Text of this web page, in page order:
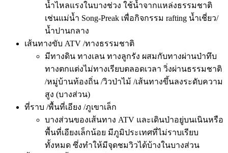
น้ำไหลแรงในบางช่วง ใช้น้ำจากแหล่งธรรมชาติ
เช่นแม่น้ำ Song-Preak เพื่อกิจกรรม rafting น้ำเชี่ยว/
น้ำปานกลาง
เส้นทางขับ ATV /ทางธรรมชาติ
มีทางดิน ทางเลน ทางลูกรัง ผสมกับทางผ่านป่าทึบ
ทางตกแต่งไม่ทางเรียบตลอดเวลา วิ่งผ่านธรรมชาติ
/หมู่บ้านท้องถิ่น /วิวป่าไม้ /เส้นทางขึ้นลงระดับความ
สูง (บางส่วน)
ที่ราบ /พื้นที่เอียง /ภูเขาเล็ก
บางส่วนของเส้นทาง ATV และเดินป่าอยู่บนเนินหรือ
พื้นที่เอียงเล็กน้อย มีภูมิประเทศที่ไม่ราบเรียบ
ทั้งหมด ซึ่งทำให้มีจุดชมวิวได้บ้างในบางส่วน